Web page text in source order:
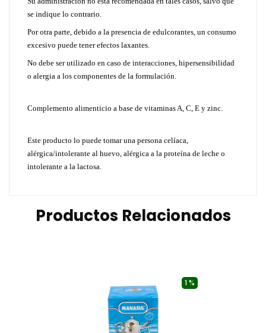
se indique lo contrario.
Por otra parte, debido a la presencia de edulcorantes, un consumo
excesivo puede tener efectos laxantes.
No debe ser utilizado en caso de interacciones, hipersensibilidad
o alergia a los componentes de la formulación.
Complemento alimenticio a base de vitaminas A, C, E y zinc.
Este producto lo puede tomar una persona celíaca,
alérgica/intolerante al huevo, alérgica a la proteína de leche o
intolerante a la lactosa.
Productos Relacionados
1 %